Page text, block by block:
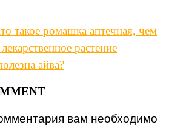
такое ромашка аптечная, чем
растение
айва?
вам необходимо